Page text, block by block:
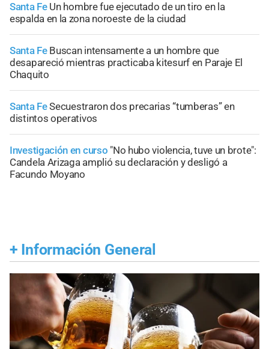
Santa Fe Un hombre fue ejecutado de un tiro en la
espalda en la zona noroeste de la ciudad
Santa Fe Buscan intensamente a un hombre que
desapareció mientras practicaba kitesurf en Paraje El
Chaquito
Santa FeSecuestraron dos precarias “tumberas” en
distintos operativos
Investigación en curso "No hubo violencia, tuve un brote":
Candela Arizaga amplió su declaración y desligó a
Facundo Moyano
+ Información General